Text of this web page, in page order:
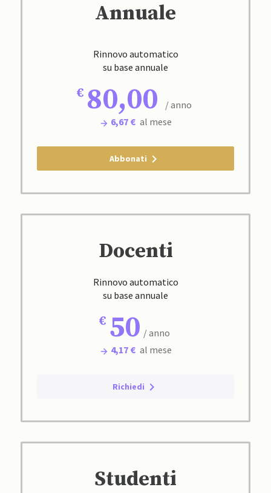
Annuale
Rinnovo automatico
su base annuale
80,00
/ anno
6,67 € al mese
Abbonati
Docenti
Rinnovo automatico
su base annuale
50 / anno
4,17 € al mese
Richiedi
Studenti